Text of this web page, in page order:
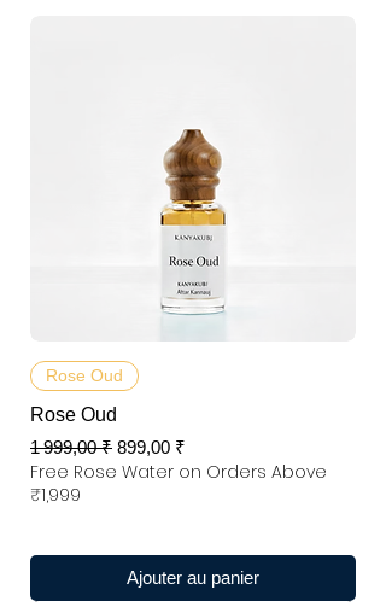
Rose Oud
Rose Oud
Prix original
1 999,00 ₹ Prix promotionnel
899,00 ₹
Free Rose Water on Orders Above
₹1,999
Ajouter au panier